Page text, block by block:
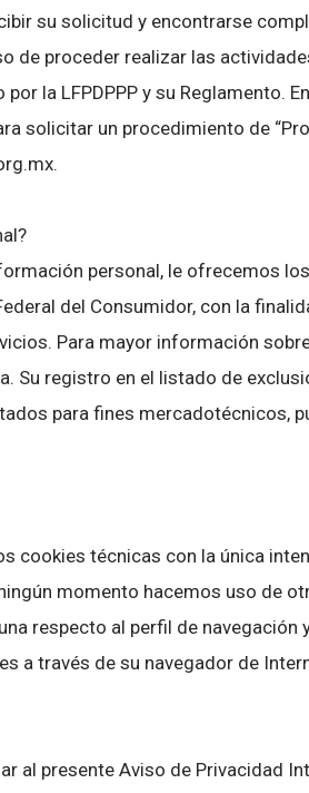
su solicitud y encontrarse
de proceder realizar las
la LFPDPPP y su Reglamento.
solicitar un procedimiento de
personal, le ofrecemos
del Consumidor, con la
Para mayor información
Su registro en el listado de
para fines mercadotécnicos,
cookies técnicas con la única
momento hacemos uso de
respecto al perfil de
a través de su navegador de
al presente Aviso de Privacidad